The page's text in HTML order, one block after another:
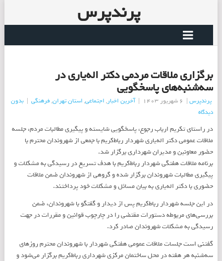
پرندپرس
برگزاری ملاقات مردمی دكتر اله‌یاری در
سه‌شنبه‌های پاسخگویی
پرندپرس| 6 شهریور 1403 | آخرین اخبار, اجتماعی, استان تهران, فرهنگی | بدون
دیدگاه
در راستای تکریم ارباب رجوع، پاسخگویی شایسته و پیگیری مطالبات مردم، جلسه
ملاقات عمومی دکتر اله‌یاری شهردار رباط‌کریم با جمعی از شهروندان محترم با
حضور معاونین و مدیران شهرداری برگزار شد.
برنامه ملاقات هفتگی شهردار رباط‌کریم با هدف تسريع در رسيدگی به مشکلات و
پیگیری مطالبات شهروندان برگزار شده و گروهی از شهروندان ضمن ملاقات
حضوری با دکتر اله‌یاری به بيان مسائل و مشکلات خود پرداختند.
در این جلسه شهردار رباط‌کریم پس از دیدار و گفتگو با شهروندان، ضمن
بررسی‌های مربوطه دستورات مقتضی را در چارچوب قوانين و مقررات در جهت
رسيدگی به مشکلات شهروندان صادر کرد.
گفتنی است جلسات ملاقات عمومی هفتگی شهردار با شهروندان محترم روزهای
سه‌شنبه هر هفته در محل ساختمان مرکزی شهرداری رباط‌کریم برگزار می‌شود و